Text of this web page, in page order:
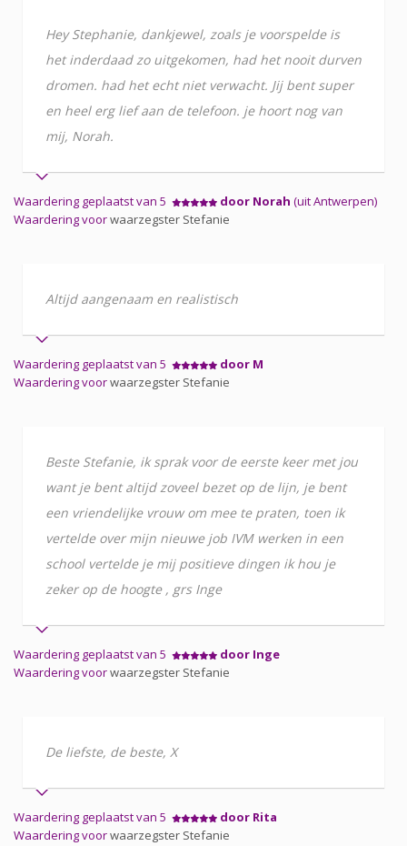
Hey Stephanie, dankjewel, zoals je voorspelde is
het inderdaad zo uitgekomen, had het nooit durven
dromen. had het echt niet verwacht. Jij bent super
en heel erg lief aan de telefoon. je hoort nog van
mij, Norah.
Waardering geplaatst van 5 door Norah (uit Antwerpen)
Waardering voorwaarzegster Stefanie
Altijd aangenaam en realistisch
Waardering geplaatst van 5
door M
Waardering voorwaarzegster Stefanie
Beste Stefanie, ik sprak voor de eerste keer met jou
want je bent altijd zoveel bezet op de lijn, je bent
een vriendelijke vrouw om mee te praten, toen ik
vertelde over mijn nieuwe job IVM werken in een
school vertelde je mij positieve dingen ik hou je
zeker op de hoogte , grs Inge
Waardering geplaatst van 5
door Inge
Waardering voorwaarzegster Stefanie
De liefste, de beste, X
Waardering geplaatst van 5
door Rita
Waardering voorwaarzegster Stefanie